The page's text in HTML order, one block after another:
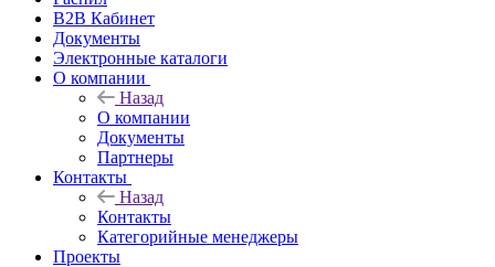
B2B Кабинет
Документы
Электронные каталоги
О компании
Назад
О компании
Документы
Партнеры
Контакты
Назад
Контакты
Категорийные менеджеры
Проекты